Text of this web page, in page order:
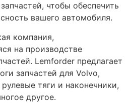
чтобы обеспечить
вашего автомобиля.
компания,
на производстве
Lemforder предлагает
запчастей для Volvo,
тяги и наконечники,
другое.